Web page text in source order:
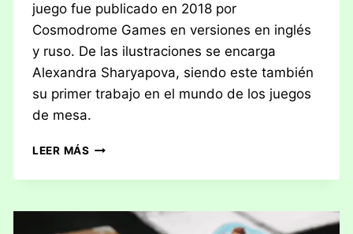
juego fue publicado en 2018 por
Cosmodrome Games en versiones en inglés
y ruso. De las ilustraciones se encarga
Alexandra Sharyapova, siendo este también
su primer trabajo en el mundo de los juegos
de mesa.
LEER MÁS RESEÑA:
CONTACTO